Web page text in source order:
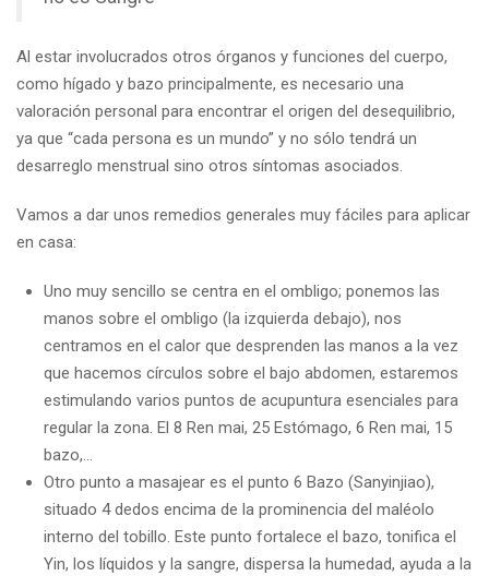
Al estar involucrados otros órganos y funciones del cuerpo,
como hígado y bazo principalmente, es necesario una
valoración personal para encontrar el origen del desequilibrio,
ya que “cada persona es un mundo” y no sólo tendrá un
desarreglo menstrual sino otros síntomas asociados.
Vamos a dar unos remedios generales muy fáciles para aplicar
en casa:
Uno muy sencillo se centra en el ombligo; ponemos las
manos sobre el ombligo (la izquierda debajo), nos
centramos en el calor que desprenden las manos a la vez
que hacemos círculos sobre el bajo abdomen, estaremos
estimulando varios puntos de acupuntura esenciales para
regular la zona. El 8 Ren mai, 25 Estómago, 6 Ren mai, 15
bazo,…
Otro punto a masajear es el punto 6 Bazo (Sanyinjiao),
situado 4 dedos encima de la prominencia del maléolo
interno del tobillo. Este punto fortalece el bazo, tonifica el
Yin, los líquidos y la sangre, dispersa la humedad, ayuda a la